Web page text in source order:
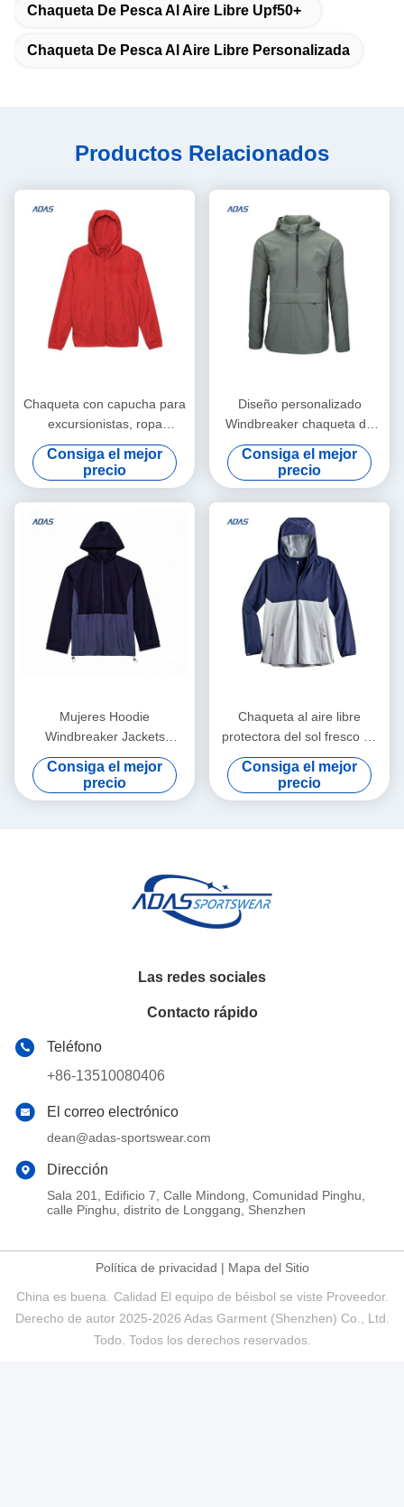
Chaqueta De Pesca Al Aire Libre Upf50+
Chaqueta De Pesca Al Aire Libre Personalizada
Productos Relacionados
Chaqueta con capucha para
excursionistas, ropa
deportiva para hombres,
chaqueta resistente al agua.
Consiga el mejor
precio
Diseño personalizado
Windbreaker chaqueta de
lluvia Softshell impermeable
chaqueta de deportes al aire
libre para hombres
Consiga el mejor
precio
Mujeres Hoodie
Windbreaker Jackets
Custom Deportes Casual
Impermeable Breathable
Jacket Manufacturer
Consiga el mejor
precio
Chaqueta al aire libre
protectora del sol fresco de
encargo de la chaqueta de
la pesca del desgaste
Upf50+ de Unsex para
Consiga el mejor
precio
Las redes sociales
Contacto rápido
Teléfono
+86-13510080406
El correo electrónico
dean@adas-sportswear.com
Dirección
Sala 201, Edificio 7, Calle Mindong, Comunidad Pinghu,
calle Pinghu, distrito de Longgang, Shenzhen
Política de privacidad | Mapa del Sitio
China es buena. Calidad El equipo de béisbol se viste Proveedor.
Derecho de autor 2025-2026 Adas Garment (Shenzhen) Co., Ltd.
Todo. Todos los derechos reservados.